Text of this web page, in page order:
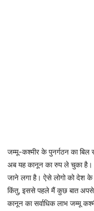
जम्मू-कश्मीर के पुनर्गठन का बिल
अब यह कानून का रुप ले चुका है।
जाने लगा है। ऐसे लोगो को देश के
किंतु, इससे पहले मैं कुछ बात
कानून का सर्वाधिक लाभ जम्मू